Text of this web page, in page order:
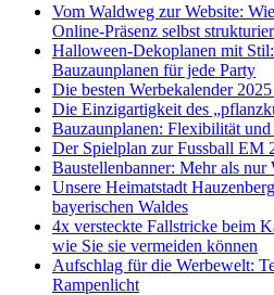
Vom Waldweg zur Website:
Online-Präsenz selbst
Halloween-Dekoplanen mit
Bauzaunplanen für jede Party
Die besten Werbekalender
Die Einzigartigkeit des
Bauzaunplanen: Flexibilität
Der Spielplan zur Fussball EM
Baustellenbanner: Mehr als nur
Unsere Heimatstadt
bayerischen Waldes
4x versteckte Fallstricke beim
wie Sie sie vermeiden können
Aufschlag für die Werbewelt:
Rampenlicht